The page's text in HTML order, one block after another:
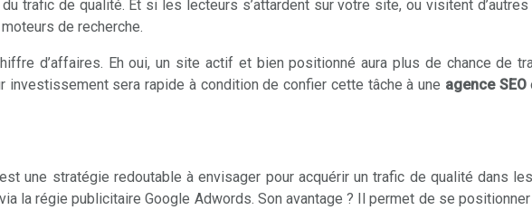
trafic de qualité. Et si les lecteurs s’attardent sur votre site, ou visitent d’autres
de recherche.
d’affaires. Eh oui, un site actif et bien positionné aura plus de chance de
investissement sera rapide à condition de confier cette tâche à une agence SEO
une stratégie redoutable à envisager pour acquérir un trafic de qualité dans
la régie publicitaire Google Adwords. Son avantage ? Il permet de se